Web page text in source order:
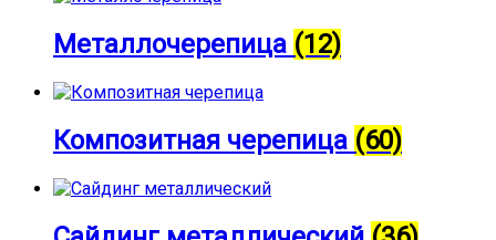
Металлочерепица (12)
Композитная черепица (60)